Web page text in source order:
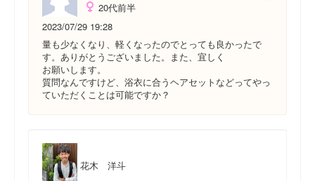
20代前半
2023/07/29 19:28
量も少なくなり、軽くなったのでとっても良かったで
す。ありがとうございました。また、宜しく
お願いします。
質問なんですけど、浴衣に合うヘアセットなどってやっ
ていただくことは可能ですか？
花木 洋斗